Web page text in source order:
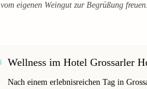
vom eigenen Weingut zur Begrüßung freuen.
Wellness im Hotel Grossarler
Nach einem erlebnisreichen Tag in